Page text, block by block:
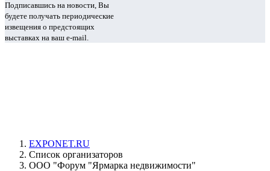
Подписавшись на новости, Вы
будете получать периодические
извещения о предстоящих
выставках на ваш e-mail.
EXPONET.RU
Список организаторов
ООО "Форум "Ярмарка недвижимости"